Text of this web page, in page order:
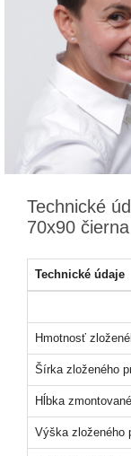
Technické
70x90 čierna
Technické údaje
Hmotnosť
Šírka zloženého
Hĺbka
Výška zloženého